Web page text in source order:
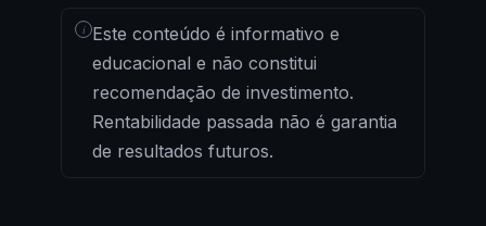
i Este conteúdo é informativo e
educacional e não constitui
recomendação de investimento.
Rentabilidade passada não é garantia
de resultados futuros.